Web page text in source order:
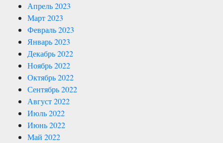
Апрель 2023
Март 2023
Февраль 2023
Январь 2023
Декабрь 2022
Ноябрь 2022
Октябрь 2022
Сентябрь 2022
Август 2022
Июль 2022
Июнь 2022
Май 2022